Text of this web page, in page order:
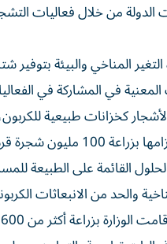
الدولة من خلال فعاليات
المناخي والبيئة
في المشاركة في
كخزانات طبيعية
الإمارات بالتزامها بزراعة
الحلول القائمة على الطبيعة
والحد من الانبعاثات